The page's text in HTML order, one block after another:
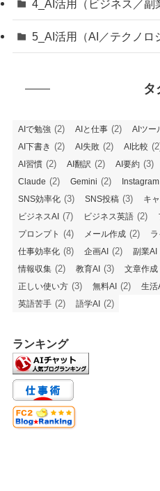
4_AI活用（ビジネス／副
5_AI活用（AI／テクノロ
タ
AIで勉強 (2) AIと仕事 (2) AIツー
AI下書き (2) AI失敗 (2) AI比較
AI習慣 (2) AI翻訳 (2) AI要約 (3)
Claude (2) Gemini (2) Instagram
SNS効率化 (3) SNS投稿 (3) キ
ビジネスAI (7) ビジネス英語 (2)
プロンプト (4) メール作成 (2)
仕事効率化 (8) 企画AI (2) 副業AI
情報収集 (2) 教育AI (3) 文章作成
正しい使い方 (3) 無料AI (2) 生活
英語苦手 (2) 語学AI (2)
ランキング